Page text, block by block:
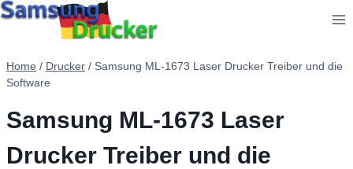
Zum
Home / Drucker / Samsung ML-1673 Laser Drucker Treiber und die
Software
Samsung ML-1673 Laser
Drucker Treiber und die